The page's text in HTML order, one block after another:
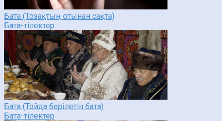
Бата (Тозақтың отынан сақта)
Бата-тілектер
Бата (Тойда берілетін бата)
Бата-тілектер